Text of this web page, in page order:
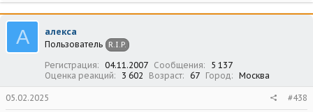
к
ц
и
и
А алекса
Пользователь R.I.P.
Регистрация 04.11.2007 Сообщения
5 137
Оценка реакций
3 602 Возраст 67 Город Москва
05.02.2025 #438